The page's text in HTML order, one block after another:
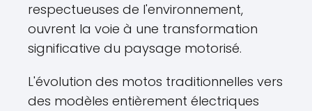
respectueuses de l'environnement,
ouvrent la voie à une transformation
significative du paysage motorisé.
L'évolution des motos traditionnelles vers
des modèles entièrement électriques